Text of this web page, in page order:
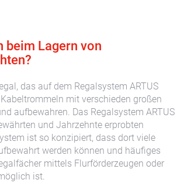
beim Lagern von
das auf dem Regalsystem ARTUS
mit verschieden großen
aufbewahren. Das Regalsystem ARTUS
und Jahrzehnte erprobten
ist so konzipiert, dass dort viele
werden können und häufiges
mittels Flurförderzeugen oder
ist.